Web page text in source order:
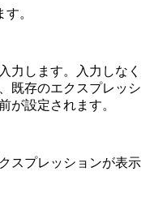
。
力します。入力しなく
既存のエクスプレッシ
が設定されます。
スプレッションが表示